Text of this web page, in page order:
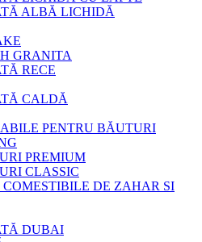
ALBĂ LICHIDĂ
GRANITA
RECE
CALDĂ
PENTRU BĂUTURI
PREMIUM
CLASSIC
DE ZAHAR SI
DUBAI